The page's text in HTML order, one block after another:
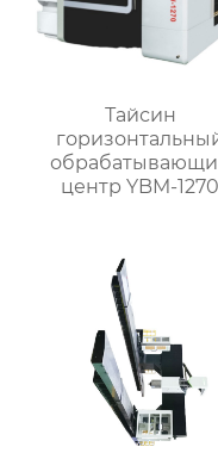
Тайсин
центр YBM-1270